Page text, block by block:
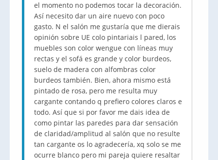
el momento no podemos tocar la decoración.
Así necesito dar un aire nuevo con poco
gasto. N el salón me gustaría que me dierais
opinión sobre UE colo pintariais l pared, los
muebles son color wengue con líneas muy
rectas y el sofá es grande y color burdeos,
suelo de madera con alfombras color
burdeos también. Bien, ahora mismo está
pintado de rosa, pero me resulta muy
cargante contando q prefiero colores claros e
todo. Así que si por favor me dais idea de
como pintar las paredes para dar sensación
de claridad/amplitud al salón que no resulte
tan cargante os lo agradecería, xq solo se me
ocurre blanco pero mi pareja quiere resaltar